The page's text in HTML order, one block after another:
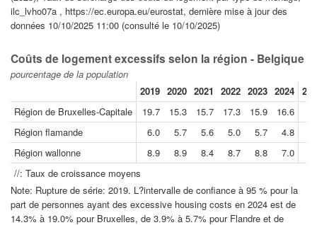
ilc_lvho07a , https://ec.europa.eu/eurostat, dernière mise à jour des
données 10/10/2025 11:00 (consulté le 10/10/2025)
Coûts de logement excessifs selon la région - Belgique
pourcentage de la population
2019 2020 2021 2022 2023 2024
Région de Bruxelles-Capitale
19.7 15.3 15.7 17.3 15.9
16.6
Région flamande
6.0 5.7 5.6 5.0 5.7
4.8
Région wallonne
8.9 8.9 8.4 8.7 8.8
7.0
//: Taux de croissance moyens
Note: Rupture de série: 2019. L?intervalle de confiance à 95 % pour la
part de personnes ayant des excessive housing costs en 2024 est de
14.3% à 19.0% pour Bruxelles, de 3.9% à 5.7% pour Flandre et de